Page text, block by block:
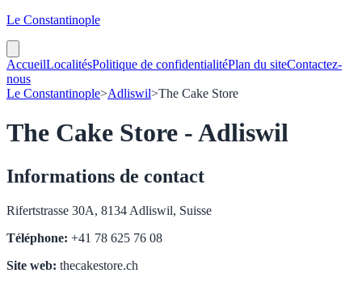
Le Constantinople
AccueilLocalitésPolitique de confidentialitéPlan du siteContactez-
nous
Le Constantinople>Adliswil>The Cake Store
The Cake Store - Adliswil
Informations de contact
Rifertstrasse 30A, 8134 Adliswil, Suisse
Téléphone: +41 78 625 76 08
Site web: thecakestore.ch